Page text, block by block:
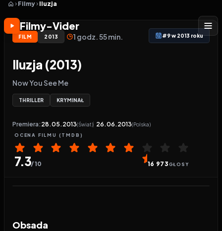
Filmy-Vider
Filmy Iluzja
FILM 2013 1 godz. 55 min. #9 w 2013 roku
Iluzja (2013)
Now You See Me
THRILLER KRYMINAŁ
Premiera: 28.05.2013(Świat) 26.06.2013(Polska)
OCENA FILMU (TMDB)
7.3/ 10 16 973GŁOSY
Obsada